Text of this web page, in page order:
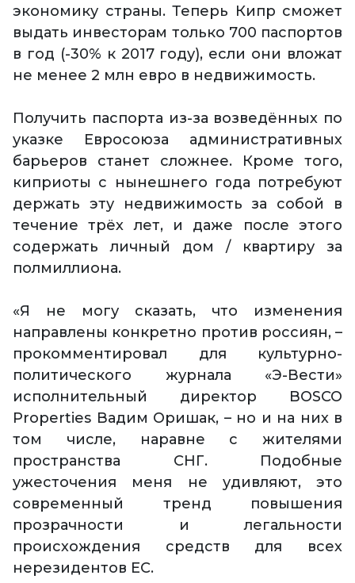
экономику страны. Теперь Кипр сможет
выдать инвесторам только 700 паспортов
в год (-30% к 2017 году), если они вложат
не менее 2 млн евро в недвижимость.
Получить паспорта из-за возведённых по
указке Евросоюза административных
барьеров станет сложнее. Кроме того,
киприоты с нынешнего года потребуют
держать эту недвижимость за собой в
течение трёх лет, и даже после этого
содержать личный дом / квартиру за
полмиллиона.
«Я не могу сказать, что изменения
направлены конкретно против россиян, –
прокомментировал для культурно-
политического журнала «Э-Вести»
исполнительный директор BOSCO
Properties Вадим Оришак, – но и на них в
том числе, наравне с жителями
пространства СНГ. Подобные
ужесточения меня не удивляют, это
современный тренд повышения
прозрачности и легальности
происхождения средств для всех
нерезидентов ЕС.